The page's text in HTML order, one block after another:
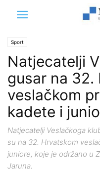
Sport
Natjecatelji
gusar na 32.
veslačkom
kadete i
Natjecatelji Veslačkoga
su na 32. Hrvatskom
juniore, koje je održano u
Jaruna.